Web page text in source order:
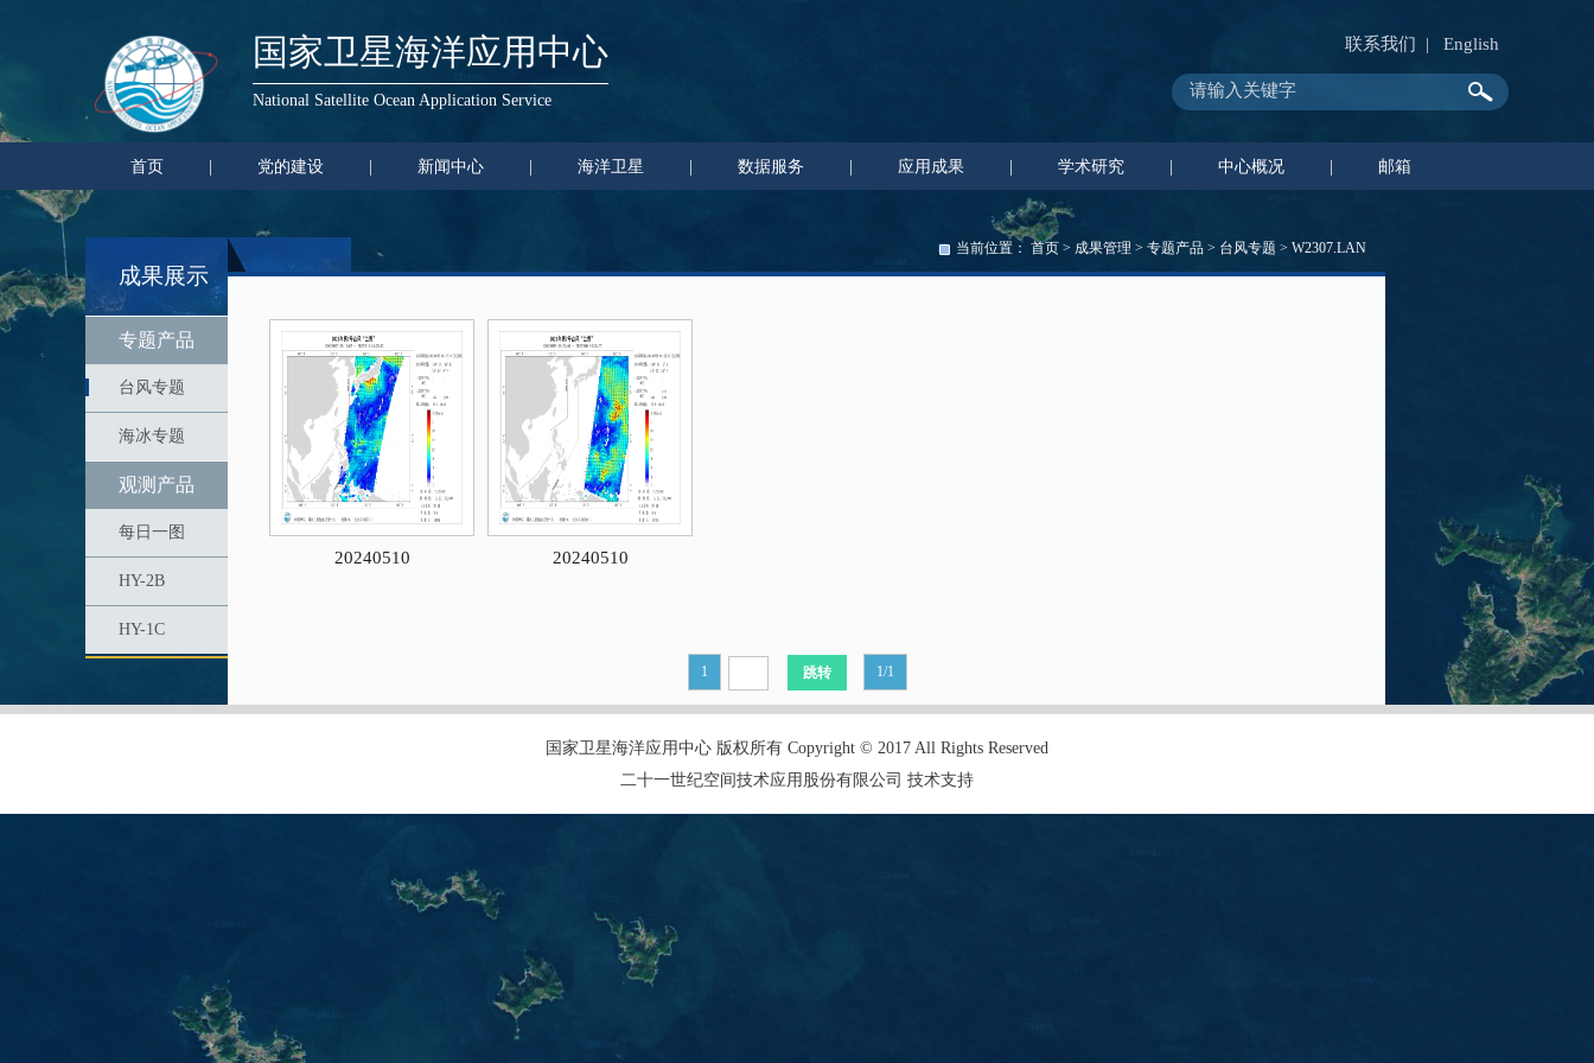
国家卫星海洋应用中心
National Satellite Ocean Application Service
联系我们 | English
首页 党的建设 新闻中心 海洋卫星 数据服务 应用成果 学术研究 中心概况 邮箱
成果展示
专题产品
台风专题
海冰专题
观测产品
每日一图
HY-2B
HY-1C
当前位置： 首页 > 成果管理 > 专题产品 > 台风专题 > W2307.LAN
20240510 20240510
1 1/1
国家卫星海洋应用中心 版权所有 Copyright © 2017 All Rights Reserved
二十一世纪空间技术应用股份有限公司 技术支持